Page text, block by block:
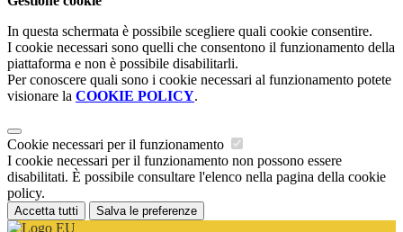
In questa schermata è possibile scegliere quali cookie consentire.
I cookie necessari sono quelli che consentono il funzionamento della
piattaforma e non è possibile disabilitarli.
Per conoscere quali sono i cookie necessari al funzionamento potete
visionare la COOKIE POLICY.
Cookie necessari per il funzionamento
I cookie necessari per il funzionamento non possono essere
disabilitati. È possibile consultare l'elenco nella pagina della cookie
policy.
Accetta tutti Salva le preferenze